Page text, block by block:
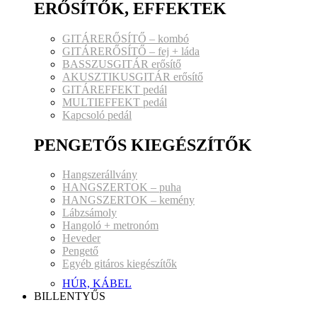
ERŐSÍTŐK, EFFEKTEK
GITÁRERŐSÍTŐ – kombó
GITÁRERŐSÍTŐ – fej + láda
BASSZUSGITÁR erősítő
AKUSZTIKUSGITÁR erősítő
GITÁREFFEKT pedál
MULTIEFFEKT pedál
Kapcsoló pedál
PENGETŐS KIEGÉSZÍTŐK
Hangszerállvány
HANGSZERTOK – puha
HANGSZERTOK – kemény
Lábzsámoly
Hangoló + metronóm
Heveder
Pengető
Egyéb gitáros kiegészítők
HÚR, KÁBEL
BILLENTYŰS